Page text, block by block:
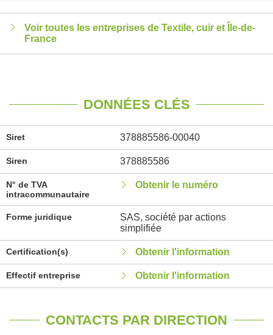
Voir toutes les entreprises de Textile, cuir et Île-de-
France
DONNÉES CLÉS
Siret 378885586-00040
Siren 378885586
N° de TVA
intracommunautaire
Obtenir le numéro
Forme juridique
SAS, société par actions
simplifiée
Certification(s) Obtenir l'information
Effectif entreprise Obtenir l'information
CONTACTS PAR DIRECTION